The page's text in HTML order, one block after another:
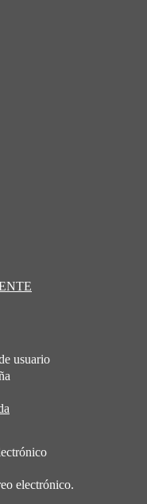
usuario
electrónico.